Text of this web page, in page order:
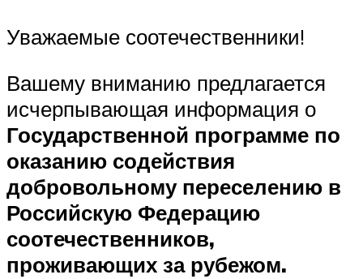
Уважаемые соотечественники!
Вашему вниманию предлагается
исчерпывающая информация о
Государственной программе по
оказанию содействия
добровольному переселению в
Российскую Федерацию
соотечественников,
проживающих за рубежом.